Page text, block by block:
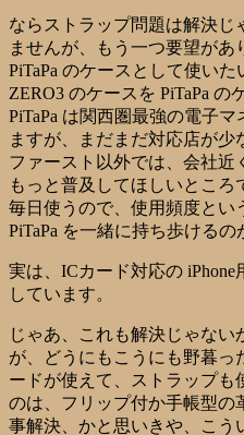
ならストラップ問題は解決
ませんが、もう一つ要望があ
PiTaPa のケースとして使い
ZERO3 のケースを PiTaPa の
PiTaPa は関西圏最強の電子
ますが、まだまだ対応店が少
ファースト以外では、会社近
もっと普及してほしいとこ
毎日使うので、使用頻度とい
PiTaPa を一緒に持ち歩けるの
実は、ICカード対応の iPhone
しています。
じゃあ、これも解決じゃな
が、どうにもこうにも野暮っ
ードが使えて、ストラップも
のは、フリップ付か手帳型の
事解決、かと思いきや、こう